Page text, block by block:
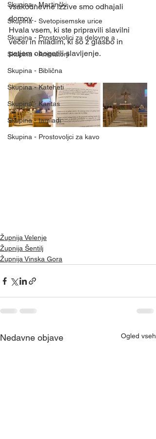
Skupina - Martinčki
Skupina - Svetopisemske urice
Skupina - Prostovoljci za delovne a
Skupina - Animatorji
Skupina - Biblična
Skupina - Kateheti
Skupina - Karitas
Skupina - tamladi
Skupina - Prostovoljci za kavo
vsakodnevne izzive smo odhajali
domov.
Hvala vsem, ki ste pripravili slavilni
večer in mladim, ki so z glasbo in
petjem obogatili slavljenje.
Župnija Velenje
Župnija Šentilj
Župnija Vinska Gora
Nedavne objave Ogled vseh